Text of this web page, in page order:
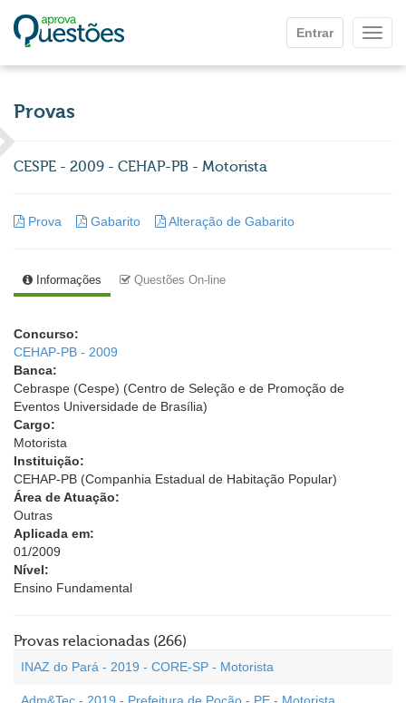
Entrar
Provas
CESPE - 2009 - CEHAP-PB - Motorista
Prova Gabarito Alteração de Gabarito
Informações Questões On-line
Concurso:
CEHAP-PB - 2009
Banca:
Cebraspe (Cespe) (Centro de Seleção e de Promoção de
Eventos Universidade de Brasília)
Cargo:
Motorista
Instituição:
CEHAP-PB (Companhia Estadual de Habitação Popular)
Área de Atuação:
Outras
Aplicada em:
01/2009
Nível:
Ensino Fundamental
Provas relacionadas (266)
INAZ do Pará - 2019 - CORE-SP - Motorista